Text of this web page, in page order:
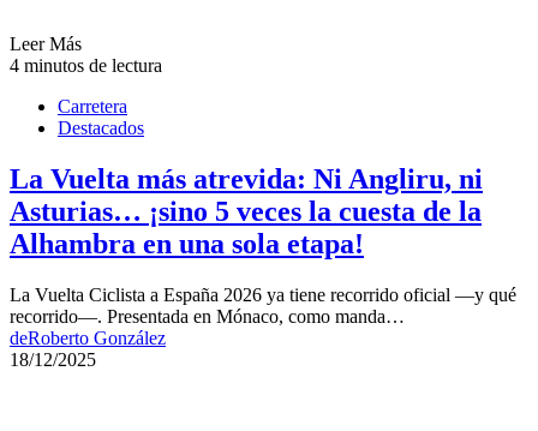
Leer Más
4 minutos de lectura
Carretera
Destacados
La Vuelta más atrevida: Ni Angliru, ni
Asturias… ¡sino 5 veces la cuesta de la
Alhambra en una sola etapa!
La Vuelta Ciclista a España 2026 ya tiene recorrido oficial —y qué
recorrido—. Presentada en Mónaco, como manda…
deRoberto González
18/12/2025